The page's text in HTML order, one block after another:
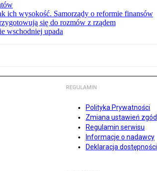
ich wysokość. Samorządy o reformie finansów
się do rozmów z rządem
wschodniej upada
REGULAMIN
Polityka Prywatności
Zmiana ustawień zgód
Regulamin serwisu
Informacje o nadawcy
Deklaracja dostępności